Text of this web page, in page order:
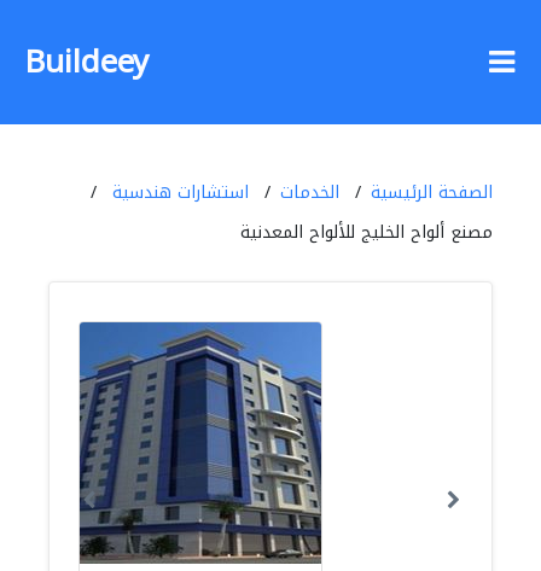
Buildeey
الصفحة الرئيسية الخدمات
استشارات هندسية
مصنع ألواح الخليج للألواح المعدنية